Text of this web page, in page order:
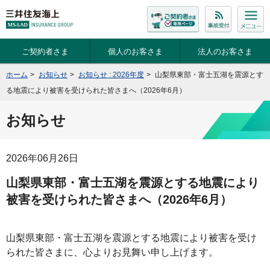
ご契約者さま 個人のお客さま 法人のお客さま
ホーム > お知らせ > お知らせ : 2026年度 > 山梨県東部・富士五湖を震源とす
る地震により被害を受けられた皆さまへ（2026年6月）
お知らせ
2026年06月26日
山梨県東部・富士五湖を震源とする地震により
被害を受けられた皆さまへ（2026年6月）
山梨県東部・富士五湖を震源とする地震により被害を受け
られた皆さまに、心よりお見舞い申し上げます。